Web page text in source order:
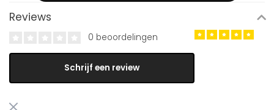
Reviews
0 beoordelingen
Schrijf een review